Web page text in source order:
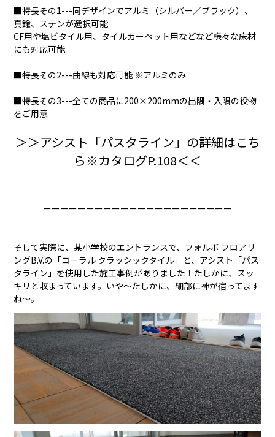
■特長その1---同デザインでアルミ（シルバー／ブラック）、
真鍮、ステンが選択可能
CF用や塩ビタイル用、タイルカーペット用などなど様々な床材
にも対応可能
■特長その2---曲線も対応可能 ※アルミのみ
■特長その3---全ての商品に200×200mmの出隅・入隅の役物
をご用意
＞＞アシスト「パスタライン」の詳細はこち
ら※カタログP.108＜＜
ーーーーーーーーーーーーーーーーーーーーーー
そして実際に、某小学校のエントランスで、フォルボ フロアリ
ングB.V.の「コーラル クラッシックタイル」と、アシスト「パス
タライン」を使用した施工事例がありました！たしかに、スッ
キリと収まっています。いや〜たしかに、細部に神が宿ってます
ね〜。